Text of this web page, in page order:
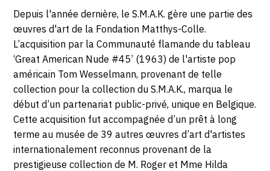
2021
-
DIMANCHE
30
MAI
2021
9000
GENT
Description,
horaires...
Depuis l'année dernière, le S.M.A.K. gère une partie des
œuvres d'art de la Fondation Matthys-Colle.
L’acquisition par la Communauté flamande du tableau
‘Great American Nude #45’ (1963) de l'artiste pop
américain Tom Wesselmann, provenant de telle
collection pour la collection du S.M.A.K., marqua le
début d’un partenariat public-privé, unique en Belgique.
Cette acquisition fut accompagnée d’un prêt à long
terme au musée de 39 autres œuvres d’art d'artistes
internationalement reconnus provenant de la
prestigieuse collection de M. Roger et Mme Hilda